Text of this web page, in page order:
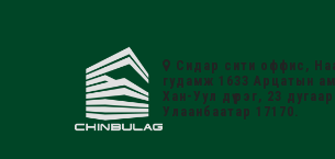
Сидар сити оффис,
гудамж 1633 Арцатын
Хан-Уул дүүрэг, 23
Улаанбаатар 17170.